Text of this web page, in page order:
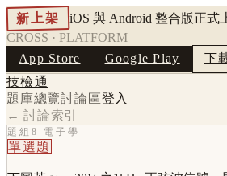
新上架
iOS 與 Android 整合版正式
CROSS · PLATFORM
App Store
Google Play 下
技檢通
題庫總覽討論區登入
← 討論索引
題組8 電子學
單選題